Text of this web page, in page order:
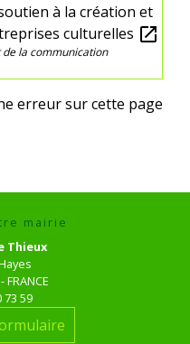
à la création et
culturelles open_in_new
la communication
erreur sur cette page
mairie
Thieux
73 59